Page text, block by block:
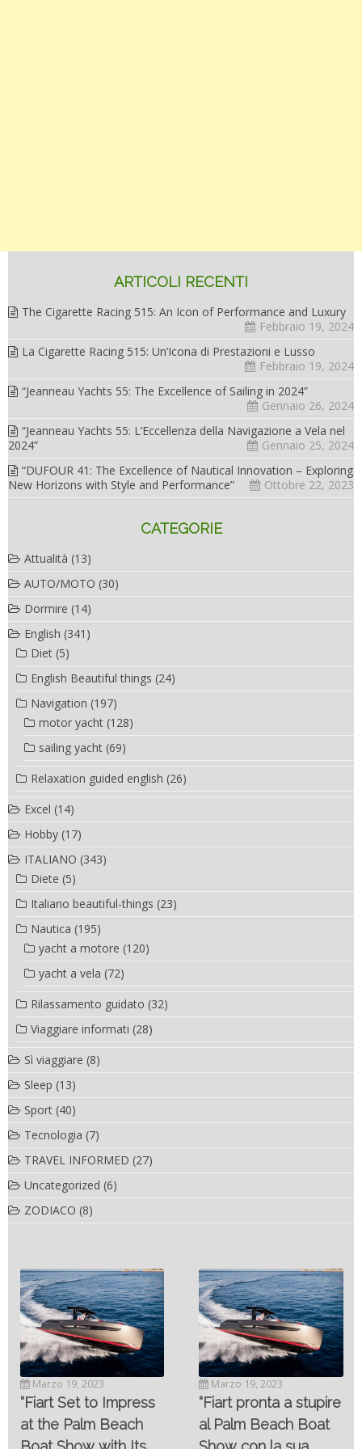
ARTICOLI RECENTI
The Cigarette Racing 515: An Icon of Performance and Luxury
Febbraio 19, 2024
La Cigarette Racing 515: Un’Icona di Prestazioni e Lusso
Febbraio 19, 2024
“Jeanneau Yachts 55: The Excellence of Sailing in 2024”
Gennaio 26, 2024
“Jeanneau Yachts 55: L’Eccellenza della Navigazione a Vela nel
2024”
Gennaio 25, 2024
“DUFOUR 41: The Excellence of Nautical Innovation – Exploring
New Horizons with Style and Performance”
Ottobre 22, 2023
CATEGORIE
Attualità (13)
AUTO/MOTO (30)
Dormire (14)
English (341)
Diet (5)
English Beautiful things (24)
Navigation (197)
motor yacht (128)
sailing yacht (69)
Relaxation guided english (26)
Excel (14)
Hobby (17)
ITALIANO (343)
Diete (5)
Italiano beautiful-things (23)
Nautica (195)
yacht a motore (120)
yacht a vela (72)
Rilassamento guidato (32)
Viaggiare informati (28)
Sì viaggiare (8)
Sleep (13)
Sport (40)
Tecnologia (7)
TRAVEL INFORMED (27)
Uncategorized (6)
ZODIACO (8)
Marzo 19, 2023
“Fiart pronta a stupire
al Palm Beach Boat
Novembre 6, 2022
SC- 46 il catamarano
ad alte prestazioni
targato Outerlimits.
Da quando lo sviluppo